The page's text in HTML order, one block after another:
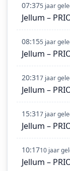
07:375 jaar
Jellum –
08:155 jaar
Jellum –
20:317 jaar
Jellum –
15:317 jaar
Jellum –
10:1710 jaar
Jellum –